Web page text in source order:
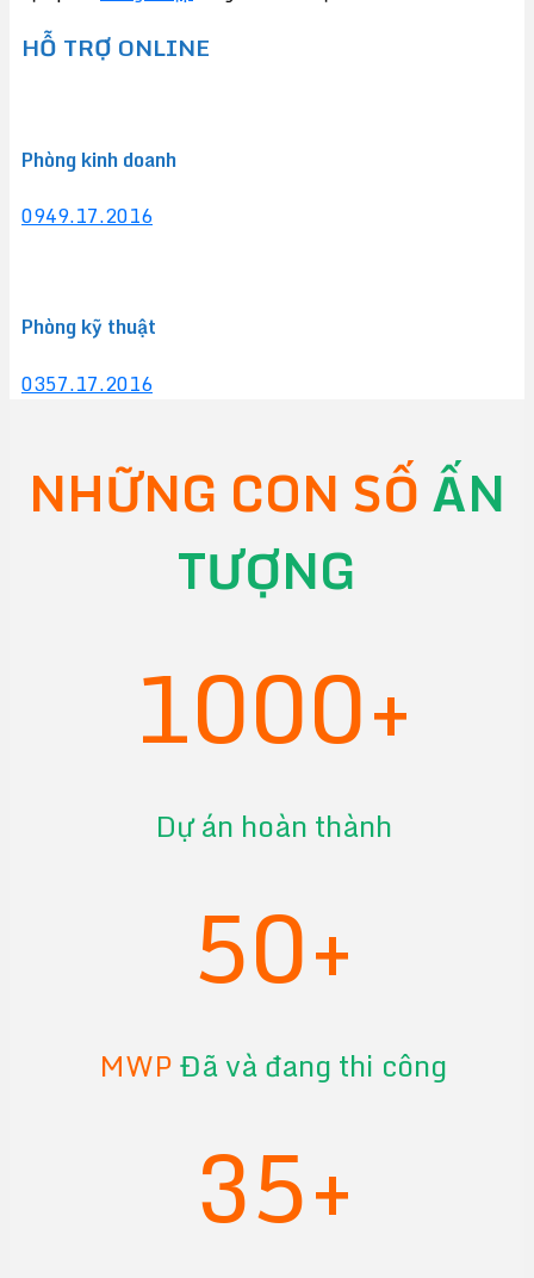
HỖ TRỢ ONLINE
Phòng kinh doanh
0949.17.2016
Phòng kỹ thuật
0357.17.2016
NHỮNG CON SỐ ẤN
TƯỢNG
1000+
Dự án hoàn thành
50+
MWPĐã và đang thi công
35+